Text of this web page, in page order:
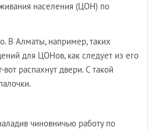
населения (ЦОН) по
В Алматы, например, таких
для ЦОНов, как следует из его
распахнут двери. С такой
чиновничью работу по